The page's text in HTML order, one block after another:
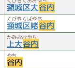
頸城区大谷内
くびきくばやち
頸城区姥谷内
かみおおやち
上大谷内
やち
谷内